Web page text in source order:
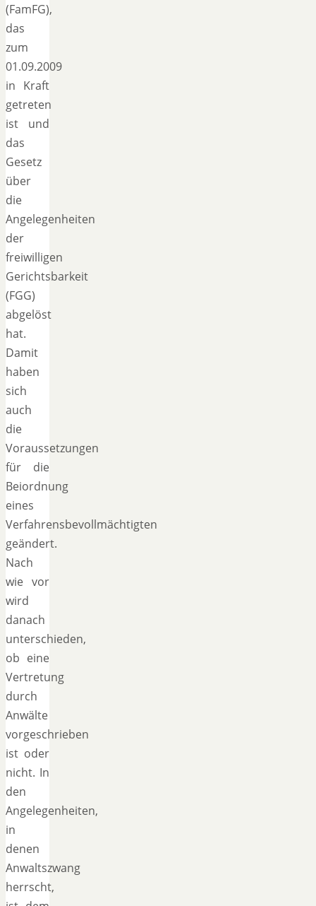
(FamFG),
das
zum
01.09.2009
in Kraft
getreten
ist und
das
Gesetz
über
die
Angelegenheiten
der
freiwilligen
Gerichtsbarkeit
(FGG)
abgelöst
hat.
Damit
haben
sich
auch
die
Voraussetzungen
für die
Beiordnung
eines
Verfahrensbevollmächtigten
geändert.
Nach
wie vor
wird
danach
unterschieden,
ob eine
Vertretung
durch
Anwälte
vorgeschrieben
ist oder
nicht. In
den
Angelegenheiten,
in
denen
Anwaltszwang
herrscht,